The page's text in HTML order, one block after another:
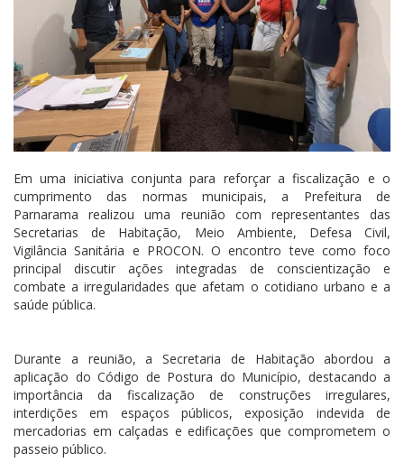
Em uma iniciativa conjunta para reforçar a fiscalização e o
cumprimento das normas municipais, a Prefeitura de
Parnarama realizou uma reunião com representantes das
Secretarias de Habitação, Meio Ambiente, Defesa Civil,
Vigilância Sanitária e PROCON. O encontro teve como foco
principal discutir ações integradas de conscientização e
combate a irregularidades que afetam o cotidiano urbano e a
saúde pública.
Durante a reunião, a Secretaria de Habitação abordou a
aplicação do Código de Postura do Município, destacando a
importância da fiscalização de construções irregulares,
interdições em espaços públicos, exposição indevida de
mercadorias em calçadas e edificações que comprometem o
passeio público.